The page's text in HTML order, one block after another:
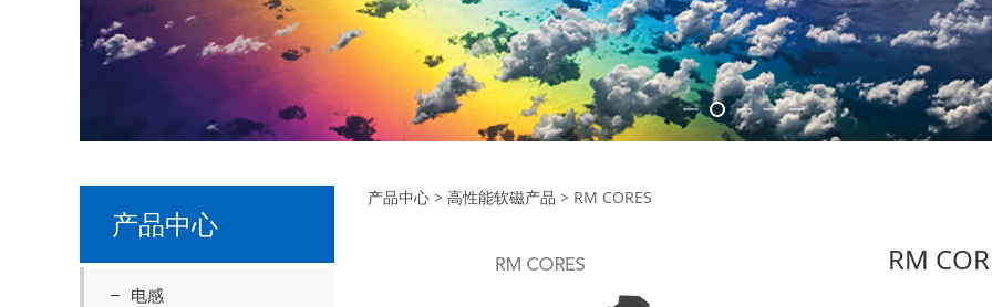
产品中心
电感
RM CORES
产品中心 > 高性能软磁产品 > RM CORES
RM